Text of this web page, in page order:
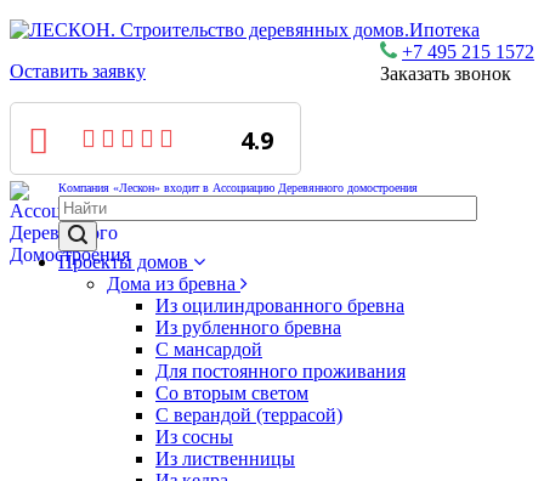
+7 495 215 1572
Заказать звонок
Ипотека
Оставить заявку
4.9
Компания «Лескон» входит в Ассоциацию Деревянного домостроения
Проекты домов
Дома из бревна
Из оцилиндрованного бревна
Из рубленного бревна
С мансардой
Для постоянного проживания
Со вторым светом
С верандой (террасой)
Из сосны
Из лиственницы